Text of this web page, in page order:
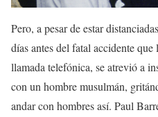
Pero, a pesar de estar
días antes del fatal accidente
llamada telefónica, se atrevió a
con un hombre musulmán,
andar con hombres así. Paul